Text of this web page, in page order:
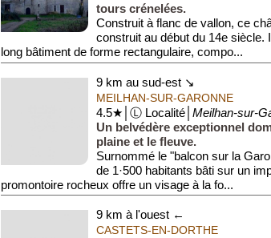
tours crénelées.
Construit à flanc de vallon, ce
construit au début du 14e siècle.
long bâtiment de forme rectangulaire, compo...
9 km au sud-est ↘
MEILHAN-SUR-GARONNE
4.5★│Ⓛ Localité│ Meilhan-sur-
Un belvédère exceptionnel
plaine et le fleuve.
Surnommé le "balcon sur la
de 1·500 habitants bâti sur un
promontoire rocheux offre un visage à la fo...
9 km à l'ouest ←
CASTETS-EN-DORTHE